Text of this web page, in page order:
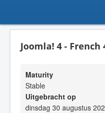
Joomla! 4 - French
Maturity
Stable
Uitgebracht op
dinsdag 30 augustus